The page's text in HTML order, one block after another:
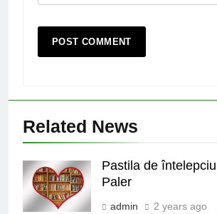
Related News
Pastila de
Paler
admin 2 years ago